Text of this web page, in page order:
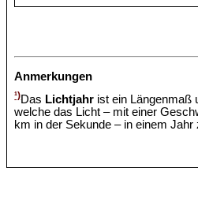
Anmerkungen
¹)Das Lichtjahr ist ein Längenmaß
welche das Licht – mit einer
km in der Sekunde – in einem Jahr